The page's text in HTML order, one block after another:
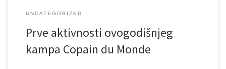
UNCATEGORIZED
Prve aktivnosti ovogodišnjeg
kampa Copain du Monde